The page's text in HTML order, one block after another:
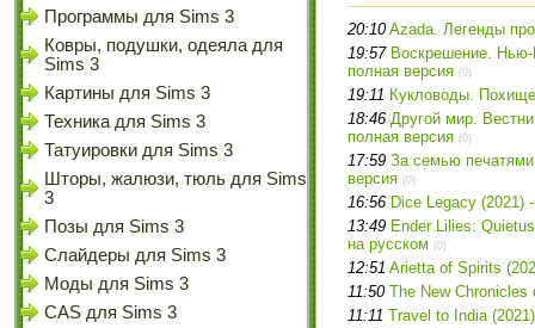
Программы для Sims 3
Ковры, подушки, одеяла для
Sims 3
Картины для Sims 3
Техника для Sims 3
Татуировки для Sims 3
Шторы, жалюзи, тюль для Sims
3
Позы для Sims 3
Слайдеры для Sims 3
Моды для Sims 3
CAS для Sims 3
20:10 Azada. Легенды
19:57 Воскрешение. Нью-
полная версия (0)
19:11 Кукловоды.
18:46 Другой мир.
полная версия (0)
17:59 За семью
версия (0)
16:56 Dice Legacy (2021)
13:49 Ender Lilies:
на русском (0)
12:51 Arietta of Spirits
11:50 The New Chronicles
11:11 Travel to India